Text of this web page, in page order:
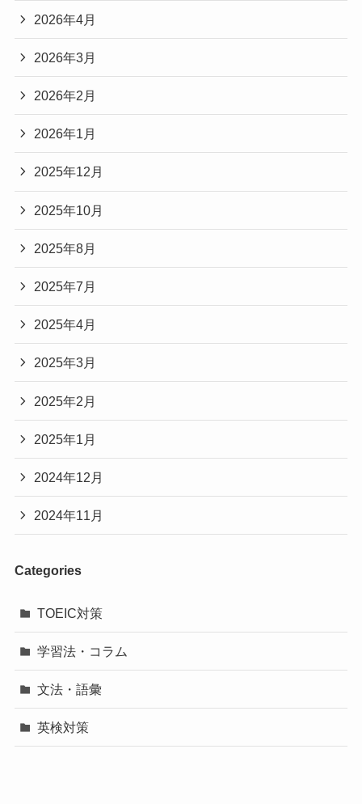
2026年4月
2026年3月
2026年2月
2026年1月
2025年12月
2025年10月
2025年8月
2025年7月
2025年4月
2025年3月
2025年2月
2025年1月
2024年12月
2024年11月
Categories
TOEIC対策
学習法・コラム
文法・語彙
英検対策